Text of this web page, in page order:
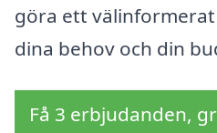
göra ett
dina behov och din
Få 3 erbjudanden,